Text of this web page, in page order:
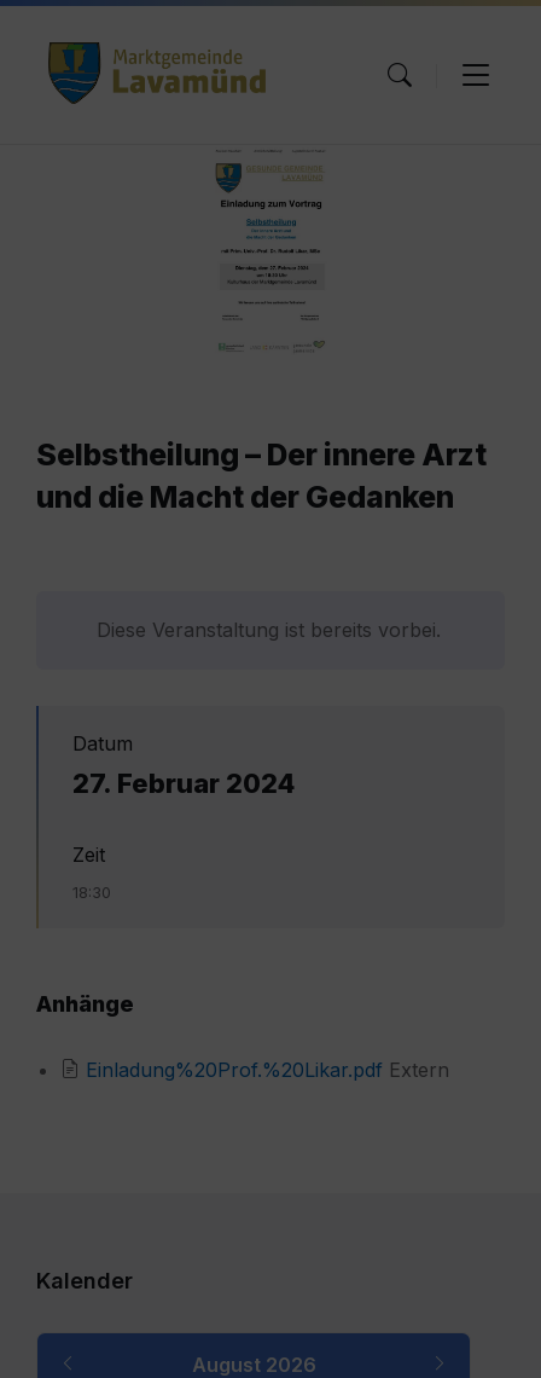
Skip
content
Skip
navigation
Skip
footer
Selbstheilung – Der innere Arzt
und die Macht der Gedanken
Diese Veranstaltung ist bereits vorbei.
Datum
27. Februar 2024
Zeit
18:30
Anhänge
Einladung%20Prof.%20Likar.pdf Extern
Kalender
August 2026